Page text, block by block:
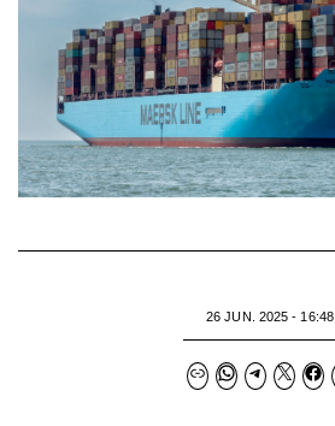
26 JUN. 2025 - 16:48